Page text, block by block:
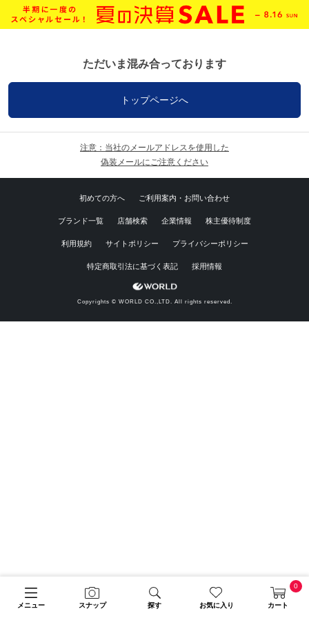
メニュー スナップ 探す お気に入り カート
0
ただいま混み合っております
トップページへ
注意：当社のメールアドレスを使用した
偽装メールにご注意ください
初めての方へ ご利用案内・お問い合わせ
ブランド一覧 店舗検索 企業情報 株主優待制度
利用規約 サイトポリシー プライバシーポリシー
特定商取引法に基づく表記 採用情報
Copyrights © WORLD CO.,LTD. All rights reserved.